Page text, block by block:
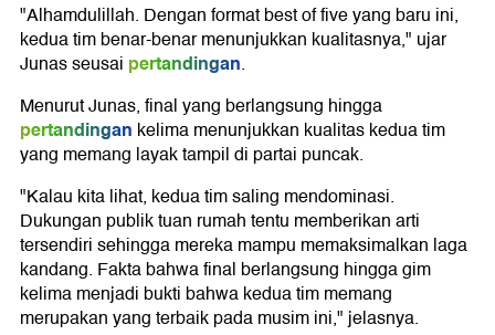
"Alhamdulillah. Dengan format best of five yang baru ini,
kedua tim benar-benar menunjukkan kualitasnya," ujar
Junas seusai pertandingan.
Menurut Junas, final yang berlangsung hingga
pertandingan kelima menunjukkan kualitas kedua tim
yang memang layak tampil di partai puncak.
"Kalau kita lihat, kedua tim saling mendominasi.
Dukungan publik tuan rumah tentu memberikan arti
tersendiri sehingga mereka mampu memaksimalkan laga
kandang. Fakta bahwa final berlangsung hingga gim
kelima menjadi bukti bahwa kedua tim memang
merupakan yang terbaik pada musim ini," jelasnya.